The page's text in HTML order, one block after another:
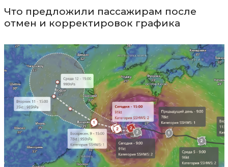
Что предложили пассажирам после
отмен и корректировок графика